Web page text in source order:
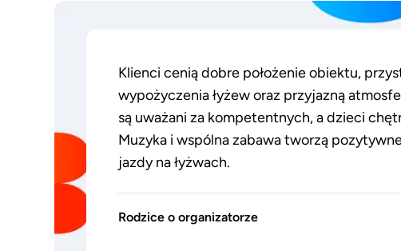
Klienci cenią dobre położenie obiektu,
wypożyczenia łyżew oraz przyjazną
są uważani za kompetentnych, a dzieci
Muzyka i wspólna zabawa tworzą
jazdy na łyżwach.
Rodzice o organizatorze